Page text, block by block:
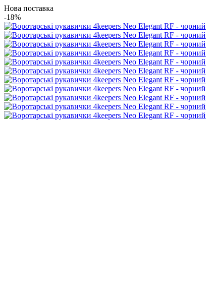
Нова поставка
-18%